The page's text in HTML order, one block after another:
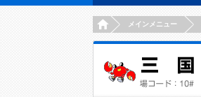
HOMEメインメニュー